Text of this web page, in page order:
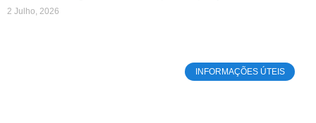
2 Julho, 2026
INFORMAÇÕES ÚTEIS